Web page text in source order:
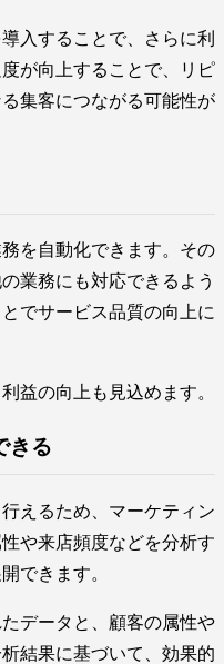
入することで、さらに利
が向上することで、リピ
集客につながる可能性が
を自動化できます。その
業務にも対応できるよう
でサービス品質の向上に
益の向上も見込めます。
きる
えるため、マーケティン
や来店頻度などを分析す
できます。
データと、顧客の属性や
結果に基づいて、効果的